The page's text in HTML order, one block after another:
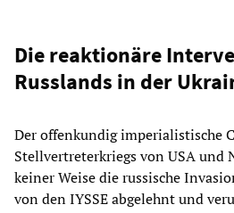
Die reaktionäre
Russlands in der
Der offenkundig imperialistische
Stellvertreterkriegs von USA
keiner Weise die russische
von den IYSSE abgelehnt und